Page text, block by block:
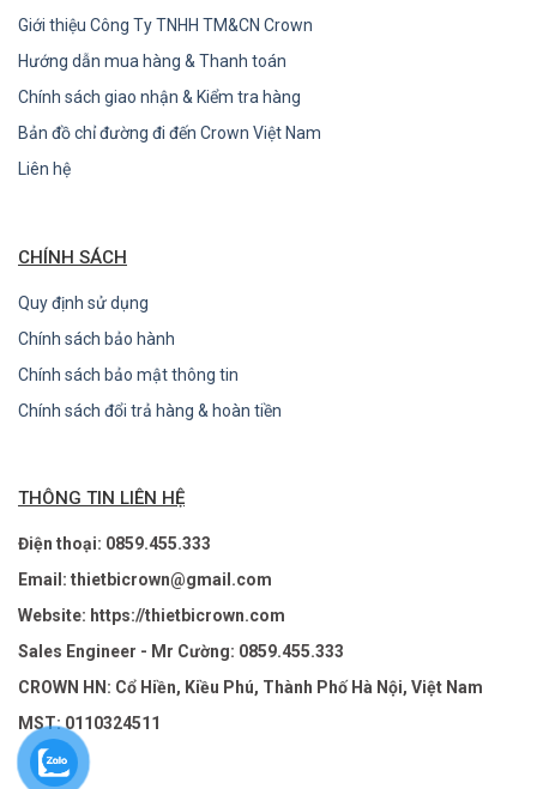
Giới thiệu Công Ty TNHH TM&CN Crown
Hướng dẫn mua hàng & Thanh toán
Chính sách giao nhận & Kiểm tra hàng
Bản đồ chỉ đường đi đến Crown Việt Nam
Liên hệ
CHÍNH SÁCH
Quy định sử dụng
Chính sách bảo hành
Chính sách bảo mật thông tin
Chính sách đổi trả hàng & hoàn tiền
THÔNG TIN LIÊN HỆ
Điện thoại: 0859.455.333
Email: thietbicrown@gmail.com
Website: https://thietbicrown.com
Sales Engineer - Mr Cường: 0859.455.333
CROWN HN: Cổ Hiền, Kiều Phú, Thành Phố Hà Nội, Việt Nam
MST: 0110324511